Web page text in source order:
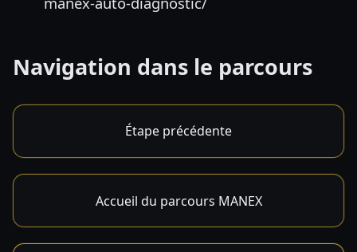
Navigation dans le parcours
Étape précédente
Accueil du parcours MANEX